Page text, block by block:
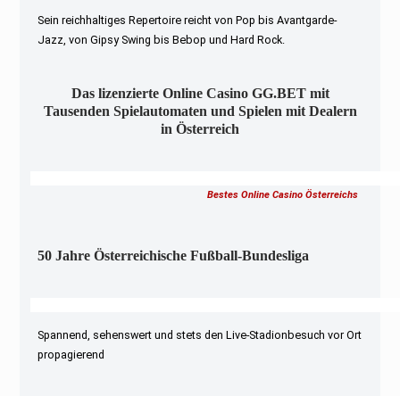
Sein reichhaltiges Repertoire reicht von Pop bis Avantgarde-
Jazz, von Gipsy Swing bis Bebop und Hard Rock.
Das lizenzierte Online Casino GG.BET mit
Tausenden Spielautomaten und Spielen mit Dealern
in Österreich
Bestes Online Casino Österreichs
50 Jahre Österreichische Fußball-Bundesliga
Spannend, sehenswert und stets den Live-Stadionbesuch vor Ort
propagierend